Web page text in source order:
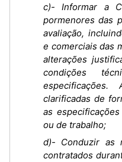
c)- Informar a
pormenores das
avaliação,
e comerciais das
alterações
condições
clarificadas de
as
ou de trabalho;
d)- Conduzir as
contratados